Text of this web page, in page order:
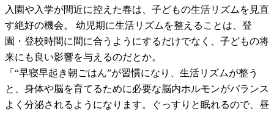
入園や入学が間近に控えた春は、子どもの生活リズムを見直
す絶好の機会。 幼児期に生活リズムを整えることは、登
園・登校時間に間に合うようにするだけでなく、子どもの将
来にも良い影響を与えるのだとか。
「“早寝早起き朝ごはん”が習慣になり、生活リズムが整う
と、身体や脳を育てるために必要な脳内ホルモンがバランス
よく分泌されるようになります。ぐっすりと眠れるので、昼